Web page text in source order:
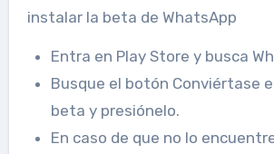
instalar la beta de WhatsApp
Entra en Play Store y busca
Busque el botón Conviértase
beta y presiónelo.
En caso de que no lo